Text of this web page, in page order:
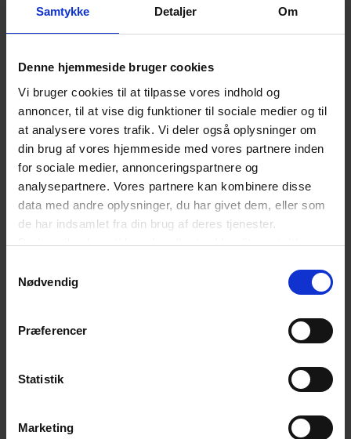
Samtykke Detaljer Om
Denne hjemmeside bruger cookies
Vi bruger cookies til at tilpasse vores indhold og
annoncer, til at vise dig funktioner til sociale medier og til
at analysere vores trafik. Vi deler også oplysninger om
din brug af vores hjemmeside med vores partnere inden
for sociale medier, annonceringspartnere og
analysepartnere. Vores partnere kan kombinere disse
data med andre oplysninger, du har givet dem, eller som
de har indsamlet fra din brug af deres tjenester.
Du kan til enhver tid ændre eller trække dit samtykke
hjørne på websitet.
Nødvendig
Præferencer
Statistik
Marketing
Krisen kan give varige mén
Det er nærliggende at se på
finanskrisens
følgevirkninger for at forstå
fremtidsudsigterne. Finanskrisen gav varige mén i
form af tabte investeringer og et lavere varigt
beskæftigelsesniveau.
Ifølge Finansministeriet var
prisen et varigt velstandstab på 50
milliarder kroner.
varige mén, hvis
arbejdsløsheden bider sig fast,
for meget tyder på, at vi på globalt
niveau vil
større end under